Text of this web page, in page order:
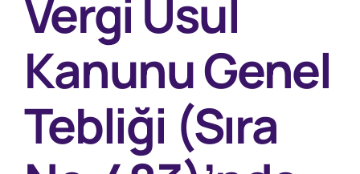
Vergi Usul
Kanunu Genel
Tebliği (Sıra